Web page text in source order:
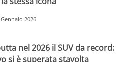
Gennaio 2026
nel 2026 il SUV da record:
si è superata stavolta